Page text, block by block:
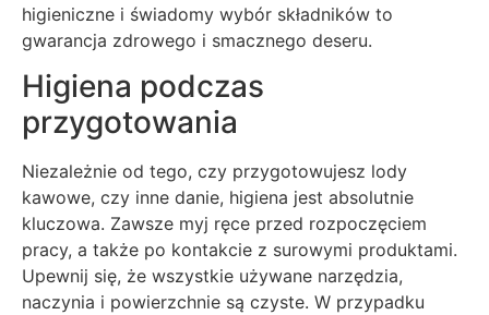
higieniczne i świadomy wybór składników to
gwarancja zdrowego i smacznego deseru.
Higiena podczas
przygotowania
Niezależnie od tego, czy przygotowujesz lody
kawowe, czy inne danie, higiena jest absolutnie
kluczowa. Zawsze myj ręce przed rozpoczęciem
pracy, a także po kontakcie z surowymi produktami.
Upewnij się, że wszystkie używane narzędzia,
naczynia i powierzchnie są czyste. W przypadku